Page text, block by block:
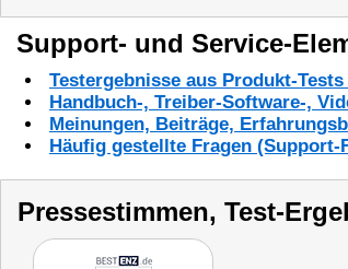
Support- und Service-
Testergebnisse aus Produkt-
Handbuch-, Treiber-Software-,
Meinungen, Beiträge,
Häufig gestellte Fragen (Support-
Pressestimmen, Test-